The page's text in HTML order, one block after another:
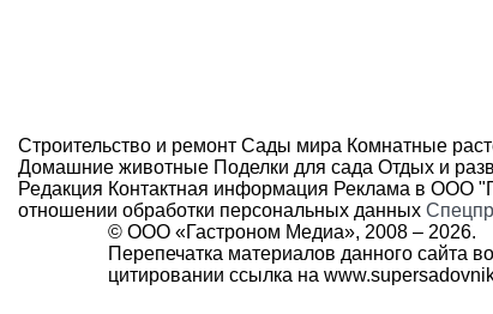
Строительство и ремонт Сады мира Комнатные
Домашние животные Поделки для сада Отдых и
Редакция Контактная информация Реклама в ООО
отношении обработки персональных данных
© ООО «Гастроном Медиа», 2008 – 2026.
Перепечатка материалов данного сайта
цитировании ссылка на